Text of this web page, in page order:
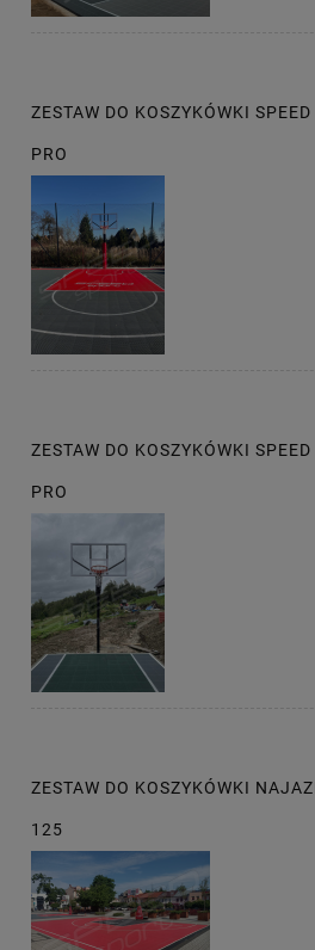
ZESTAW DO KOSZYKÓWKI
PRO
ZESTAW DO KOSZYKÓWKI
PRO
ZESTAW DO KOSZYKÓWKI
125